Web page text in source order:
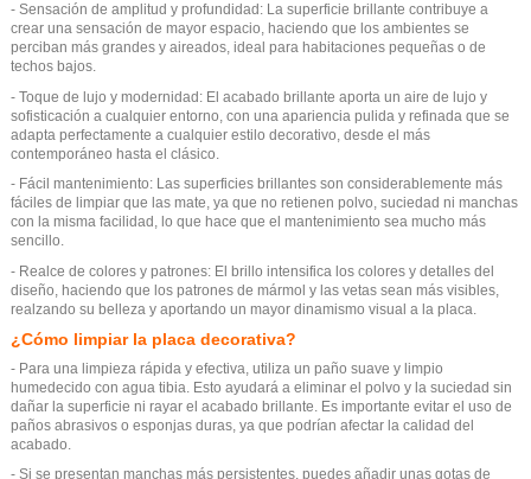
- Sensación de amplitud y profundidad: La superficie brillante contribuye a
crear una sensación de mayor espacio, haciendo que los ambientes se
perciban más grandes y aireados, ideal para habitaciones pequeñas o de
techos bajos.
- Toque de lujo y modernidad: El acabado brillante aporta un aire de lujo y
sofisticación a cualquier entorno, con una apariencia pulida y refinada que se
adapta perfectamente a cualquier estilo decorativo, desde el más
contemporáneo hasta el clásico.
- Fácil mantenimiento: Las superficies brillantes son considerablemente más
fáciles de limpiar que las mate, ya que no retienen polvo, suciedad ni manchas
con la misma facilidad, lo que hace que el mantenimiento sea mucho más
sencillo.
- Realce de colores y patrones: El brillo intensifica los colores y detalles del
diseño, haciendo que los patrones de mármol y las vetas sean más visibles,
realzando su belleza y aportando un mayor dinamismo visual a la placa.
¿Cómo limpiar la placa decorativa?
- Para una limpieza rápida y efectiva, utiliza un paño suave y limpio
humedecido con agua tibia. Esto ayudará a eliminar el polvo y la suciedad sin
dañar la superficie ni rayar el acabado brillante. Es importante evitar el uso de
paños abrasivos o esponjas duras, ya que podrían afectar la calidad del
acabado.
- Si se presentan manchas más persistentes, puedes añadir unas gotas de